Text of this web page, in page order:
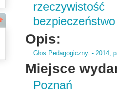
Opis:
Głos Pedagogiczny. - 2014,
Miejsce
Poznań